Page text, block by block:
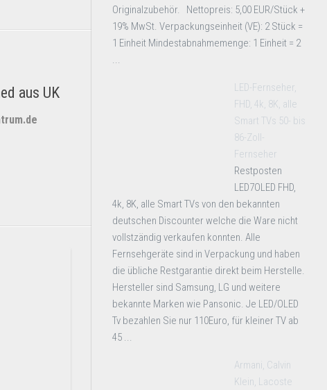
aus UK
Originalzubehör. Nettopreis: 5,00 EUR/Stück +
19% MwSt. Verpackungseinheit (VE): 2 Stück =
1 Einheit Mindestabnahmemenge: 1 Einheit = 2
...
LED-Fernseher,
FHD, 4k, 8K, alle
Smart TVs 50- bis
86-Zoll-
Fernseher
Restposten
LED7OLED FHD,
4k, 8K, alle Smart TVs von den bekannten
deutschen Discounter welche die Ware nicht
vollstzändig verkaufen konnten. Alle
Fernsehgeräte sind in Verpackung und haben
die übliche Restgarantie direkt beim Herstelle.
Hersteller sind Samsung, LG und weitere
bekannte Marken wie Pansonic. Je LED/OLED
Tv bezahlen Sie nur 110Euro, für kleiner TV ab
45 ...
Armani, Calvin
Klein, Lacoste